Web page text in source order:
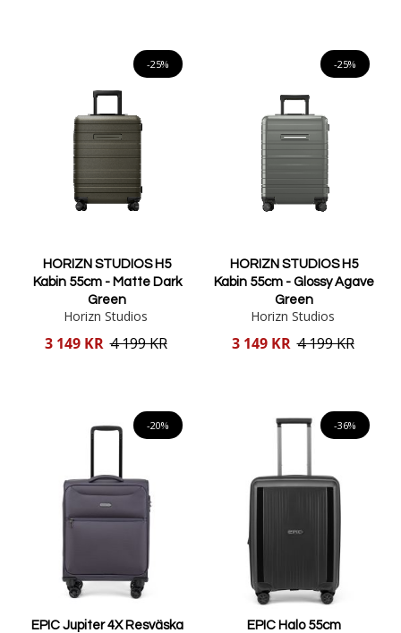
-25%
HORIZN STUDIOS H5
Kabin 55cm - Matte Dark
Green
Horizn Studios
Reducerat
3 149 KR 4 199 KR
-25%
HORIZN STUDIOS H5
Kabin 55cm - Glossy Agave
Green
Horizn Studios
Reducerat
3 149 KR 4 199 KR
-20%
EPIC Jupiter 4X Resväska
-36%
EPIC Halo 55cm